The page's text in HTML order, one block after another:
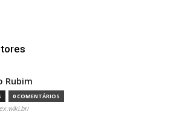
Rubim
0 COMENTÁRIOS